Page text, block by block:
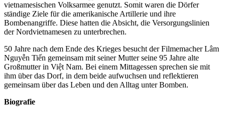
vietnamesischen Volksarmee genutzt. Somit waren die Dörfer
ständige Ziele für die amerikanische Artillerie und ihre
Bombenangriffe. Diese hatten die Absicht, die Versorgungslinien
der Nordvietnamesen zu unterbrechen.
50 Jahre nach dem Ende des Krieges besucht der Filmemacher Lâm
Nguyễn Tiến gemeinsam mit seiner Mutter seine 95 Jahre alte
Großmutter in Việt Nam. Bei einem Mittagessen sprechen sie mit
ihm über das Dorf, in dem beide aufwuchsen und reflektieren
gemeinsam über das Leben und den Alltag unter Bomben.
Biografie